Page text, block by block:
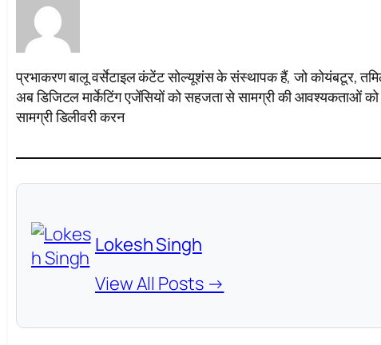
प्रभाकरण बालू वर्सेटाइल कंटेंट सोल्यूशंस के संस्थापक हैं, जो कोयंबटूर,
अब डिजिटल मार्केटिंग एजेंसियों को सहजता से सामग्री की आवश्यकताओं
सामग्री डिलीवरी करन
Lokesh Singh
View All Posts →